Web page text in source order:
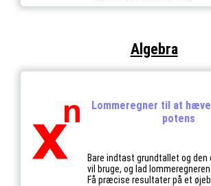
Algebra
Lommeregner til at
potens
Bare indtast grundtallet og den
vil bruge, og lad
Få præcise resultater på et